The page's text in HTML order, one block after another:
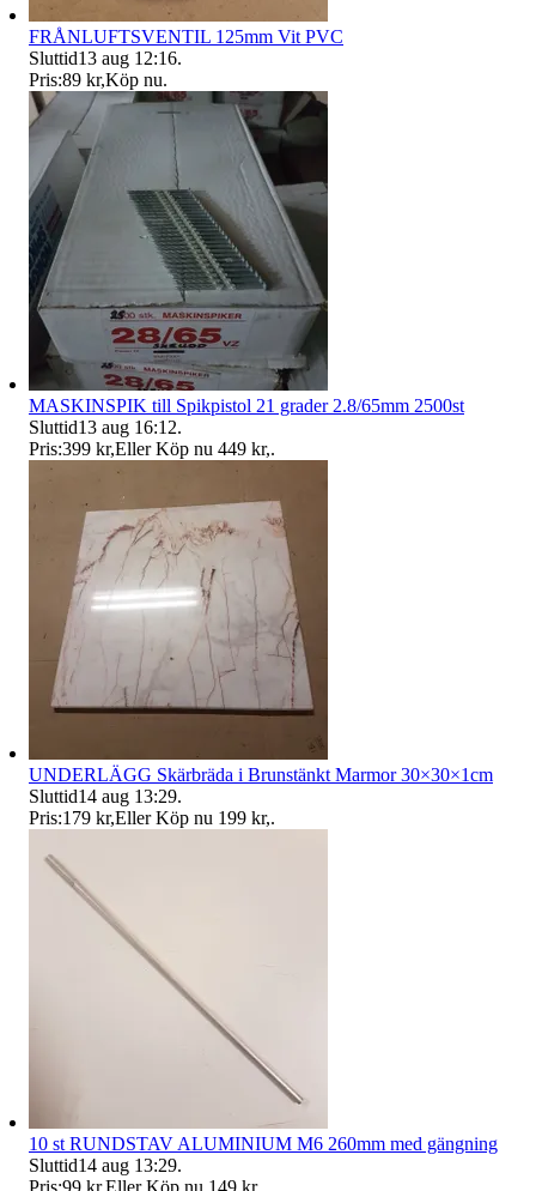
FRÅNLUFTSVENTIL 125mm Vit PVC
Sluttid13 aug 12:16.
Pris:89 kr,Köp nu.
MASKINSPIK till Spikpistol 21 grader 2.8/65mm 2500st
Sluttid13 aug 16:12.
Pris:399 kr,Eller Köp nu 449 kr,.
UNDERLÄGG Skärbräda i Brunstänkt Marmor 30×30×1cm
Sluttid14 aug 13:29.
Pris:179 kr,Eller Köp nu 199 kr,.
10 st RUNDSTAV ALUMINIUM M6 260mm med gängning
Sluttid14 aug 13:29.
Pris:99 kr,Eller Köp nu 149 kr,